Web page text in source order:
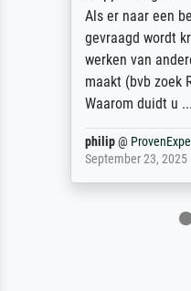
Als er naar een
gevraagd wordt
werken van
maakt (bvb zoek
Waarom duidt u ...
philip@ProvenExpert
September 23, 2025